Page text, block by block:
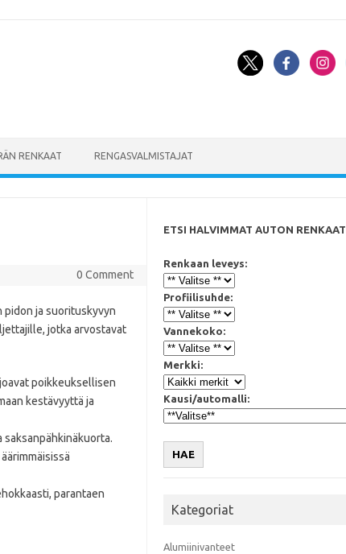
RENKAAT RENGASVALMISTAJAT
0 Comment
pidon ja suorituskyvyn
jotka arvostavat
poikkeuksellisen
kestävyyttä ja
saksanpähkinäkuorta.
parantaen
ETSI HALVIMMAT AUTON RENKAAT
Renkaan leveys:
Profiilisuhde:
Vannekoko:
Merkki:
Kausi/automalli:
HAE
Kategoriat
Alumiinivanteet